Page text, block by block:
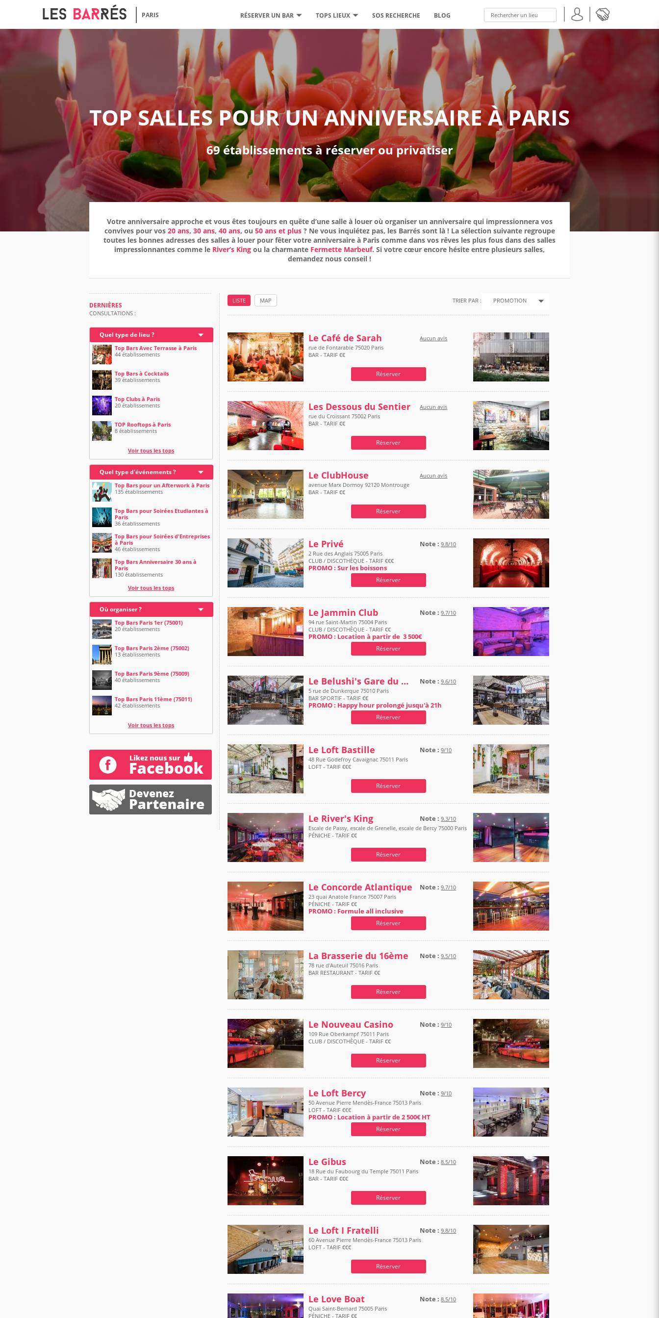
PARIS RÉSERVER UN BAR TOPS LIEUX SOS RECHERCHE BLOG
TOP SALLES POUR UN ANNIVERSAIRE À PARIS
69 établissements à réserver ou privatiser
Votre anniversaire approche et vous êtes toujours en quête d’une salle à louer où organiser un anniversaire qui impressionnera vos
convives pour vos 20 ans, 30 ans, 40 ans, ou 50 ans et plus? Ne vous inquiétez pas, les Barrés sont là ! La sélection suivante regroupe
toutes les bonnes adresses des salles à louer pour fêter votre anniversaire à Paris comme dans vos rêves les plus fous dans des salles
impressionnantes comme le River’s King ou la charmante Fermette Marbeuf. Si votre cœur encore hésite entre plusieurs salles,
demandez nous conseil !
DERNIÈRES
CONSULTATIONS :
Quel type de lieu ?
Top Bars Avec Terrasse à Paris
44 établissements
Top Bars à Cocktails
39 établissements
Top Clubs à Paris
20 établissements
TOP Rooftops à Paris
8 établissements
Voir tous les tops
Quel type d'événements ?
Top Bars pour un Afterwork à Paris
135 établissements
Top Bars pour Soirées Etudiantes à
Paris
36 établissements
Top Bars pour Soirées d'Entreprises
à Paris
46 établissements
Top Bars Anniversaire 30 ans à
Paris
130 établissements
Voir tous les tops
Où organiser ?
Top Bars Paris 1er (75001)
20 établissements
Top Bars Paris 2ème (75002)
13 établissements
Top Bars Paris 9ème (75009)
40 établissements
Top Bars Paris 11ème (75011)
42 établissements
Voir tous les tops
LISTE MAP TRIER PAR : PROMOTION
Le Café de Sarah
Aucun avis
rue de Fontarabie 75020 Paris
BAR - TARIF €€
Réserver
Les Dessous du Sentier
Aucun avis
rue du Croissant 75002 Paris
BAR - TARIF €€
Réserver
Le ClubHouse
Aucun avis
avenue Marx Dormoy 92120 Montrouge
BAR - TARIF €€
Réserver
Le Privé Note : 9.8/10
2 Rue des Anglais 75005 Paris
CLUB / DISCOTHÈQUE - TARIF €€€
PROMO : Sur les boissons
Réserver
Le Jammin Club Note : 9.7/10
94 rue Saint-Martin 75004 Paris
CLUB / DISCOTHÈQUE - TARIF €€
PROMO : Location à partir de 3 500€
Réserver
Le Belushi's Gare du Nord Note : 9.6/10
5 rue de Dunkerque 75010 Paris
BAR SPORTIF - TARIF €€
PROMO : Happy hour prolongé jusqu'à 21h
Réserver
Le Loft Bastille Note : 9/10
48 Rue Godefroy Cavaignac 75011 Paris
LOFT - TARIF €€€
Réserver
Le River's King Note : 9.3/10
Escale de Passy, escale de Grenelle, escale de Bercy 75000 Paris
PÉNICHE - TARIF €€
Réserver
Le Concorde Atlantique Note : 9.7/10
23 quai Anatole France 75007 Paris
PÉNICHE - TARIF €€
PROMO : Formule all inclusive
Réserver
La Brasserie du 16ème Note : 9.5/10
78 rue d'Auteuil 75016 Paris
BAR RESTAURANT - TARIF €€
Réserver
Le Nouveau Casino Note : 9/10
109 Rue Oberkampf 75011 Paris
CLUB / DISCOTHÈQUE - TARIF €€
Réserver
Le Loft Bercy Note : 9/10
50 Avenue Pierre Mendès-France 75013 Paris
LOFT - TARIF €€€
PROMO : Location à partir de 2 500€ HT
Réserver
Le Gibus Note : 8.5/10
18 Rue du Faubourg du Temple 75011 Paris
BAR - TARIF €€€
Réserver
Le Loft I Fratelli Note : 9.8/10
60 Avenue Pierre Mendès-France 75013 Paris
LOFT - TARIF €€€
Réserver
Le Love Boat Note : 8.5/10
Quai Saint-Bernard 75005 Paris
PÉNICHE - TARIF €€